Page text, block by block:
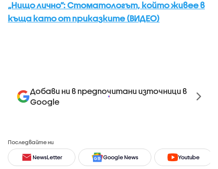
„Нищо лично”: Стоматологът, който живее в
къща като от приказките (ВИДЕО)
Добави ни в предпочитани източници в
Google
Последвайте ни
NewsLetter Google News Youtube